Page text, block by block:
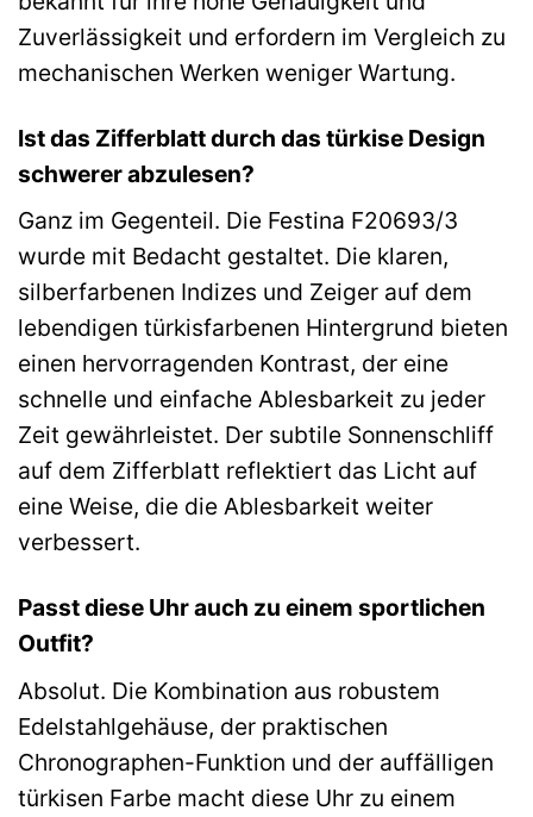
Zuverlässigkeit und erfordern im Vergleich zu
mechanischen Werken weniger Wartung.
Ist das Zifferblatt durch das türkise Design
schwerer abzulesen?
Ganz im Gegenteil. Die Festina F20693/3
wurde mit Bedacht gestaltet. Die klaren,
silberfarbenen Indizes und Zeiger auf dem
lebendigen türkisfarbenen Hintergrund bieten
einen hervorragenden Kontrast, der eine
schnelle und einfache Ablesbarkeit zu jeder
Zeit gewährleistet. Der subtile Sonnenschliff
auf dem Zifferblatt reflektiert das Licht auf
eine Weise, die die Ablesbarkeit weiter
verbessert.
Passt diese Uhr auch zu einem sportlichen
Outfit?
Absolut. Die Kombination aus robustem
Edelstahlgehäuse, der praktischen
Chronographen-Funktion und der auffälligen
türkisen Farbe macht diese Uhr zu einem